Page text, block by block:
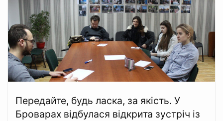
Передайте, будь ласка, за якість. У
Броварах відбулася відкрита зустріч із